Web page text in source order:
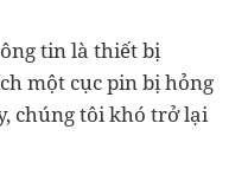
tin là thiết bị
một cục pin bị hỏng
chúng tôi khó trở lại